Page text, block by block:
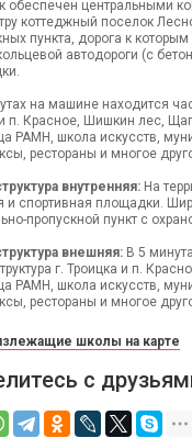
обеспечен центральными
коттеджный поселок
пункта, дорога к
автодороги (с
на машине находится
п. Красное, Шишкин лес,
РАМН, школа искусств,
рестораны и многое
внутренняя:На
и спортивная площадки.
пропускной пункт с
внешняя:В 5
г. Троицка и п.
РАМН, школа искусств,
рестораны и многое
школы на карте
с